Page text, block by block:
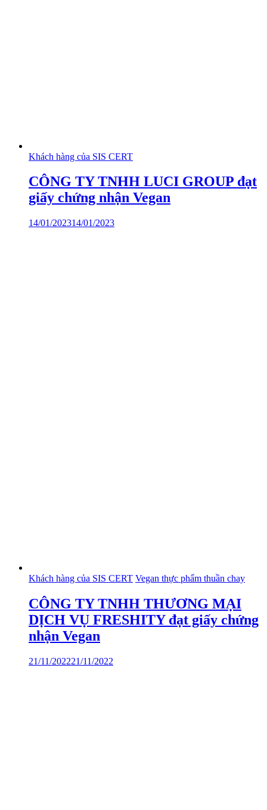
Khách hàng của SIS CERT
CÔNG TY TNHH LUCI GROUP đạt
giấy chứng nhận Vegan
14/01/202314/01/2023
Khách hàng của SIS CERT Vegan thực phẩm thuần chay
CÔNG TY TNHH THƯƠNG MẠI
DỊCH VỤ FRESHITY đạt giấy chứng
nhận Vegan
21/11/202221/11/2022